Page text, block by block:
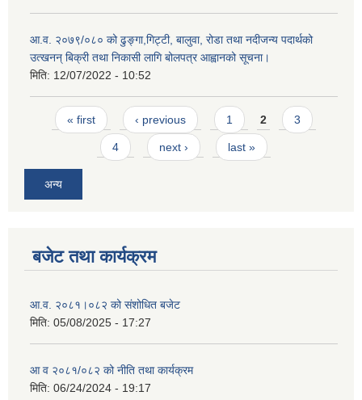
आ.व. २०७९/०८० को ढुङ्गा,गिट्टी, बालुवा, रोडा तथा नदीजन्य पदार्थको
उत्खनन् बिक्री तथा निकासी लागि बोलपत्र आह्वानको सूचना।
मिति: 12/07/2022 - 10:52
Pages
« first ‹ previous 1 2 3
4 next › last »
अन्य
बजेट तथा कार्यक्रम
आ.व. २०८१।०८२ को संशोधित बजेट
मिति: 05/08/2025 - 17:27
आ व २०८१/०८२ को नीति तथा कार्यक्रम
मिति: 06/24/2024 - 19:17